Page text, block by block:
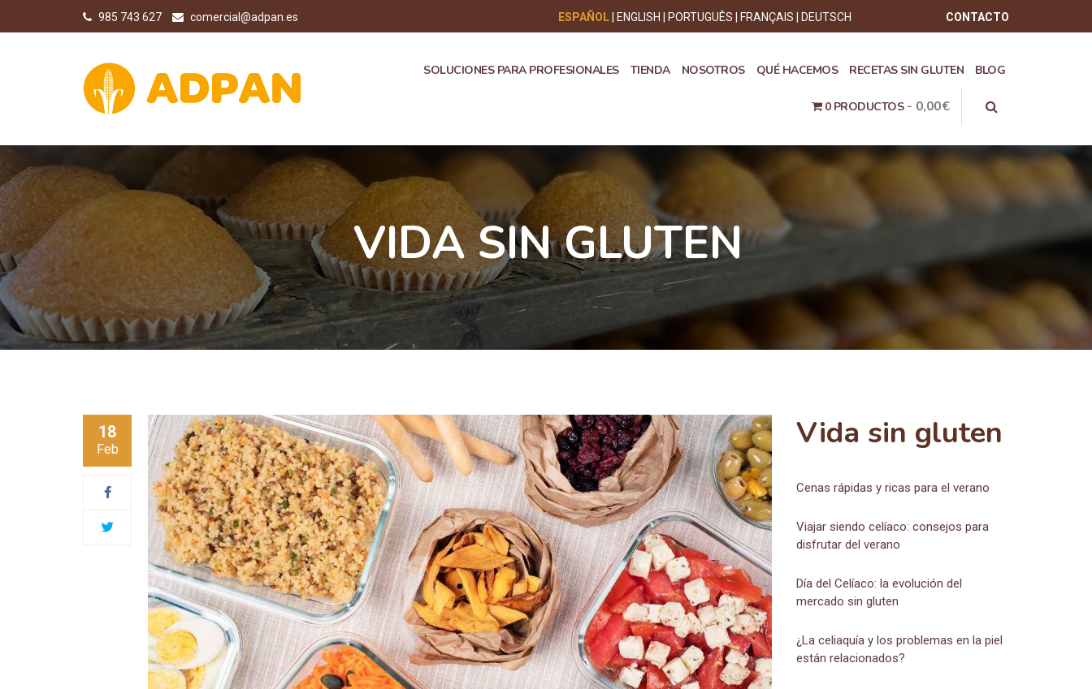
985 743 627 comercial@adpan.es CONTACTO
ESPAÑOL ENGLISH PORTUGUÊS FRANÇAIS DEUTSCH
SOLUCIONES PARA PROFESIONALES TIENDA NOSOTROS QUÉ HACEMOS RECETAS SIN GLUTEN BLOG
0 PRODUCTOS 0,00€
VIDA SIN GLUTEN
18
Feb Vida sin gluten
Cenas rápidas y ricas para el verano
Viajar siendo celíaco: consejos para
disfrutar del verano
Día del Celíaco: la evolución del
mercado sin gluten
¿La celiaquía y los problemas en la piel
están relacionados?